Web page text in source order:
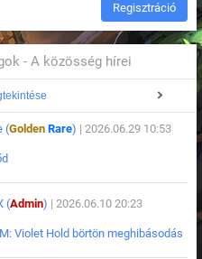
Regisztráció
- A közösség hírei
(Golden Rare) | 2026.06.29 10:53
(Admin) | 2026.06.10 20:23
Violet Hold börtön meghibásodás